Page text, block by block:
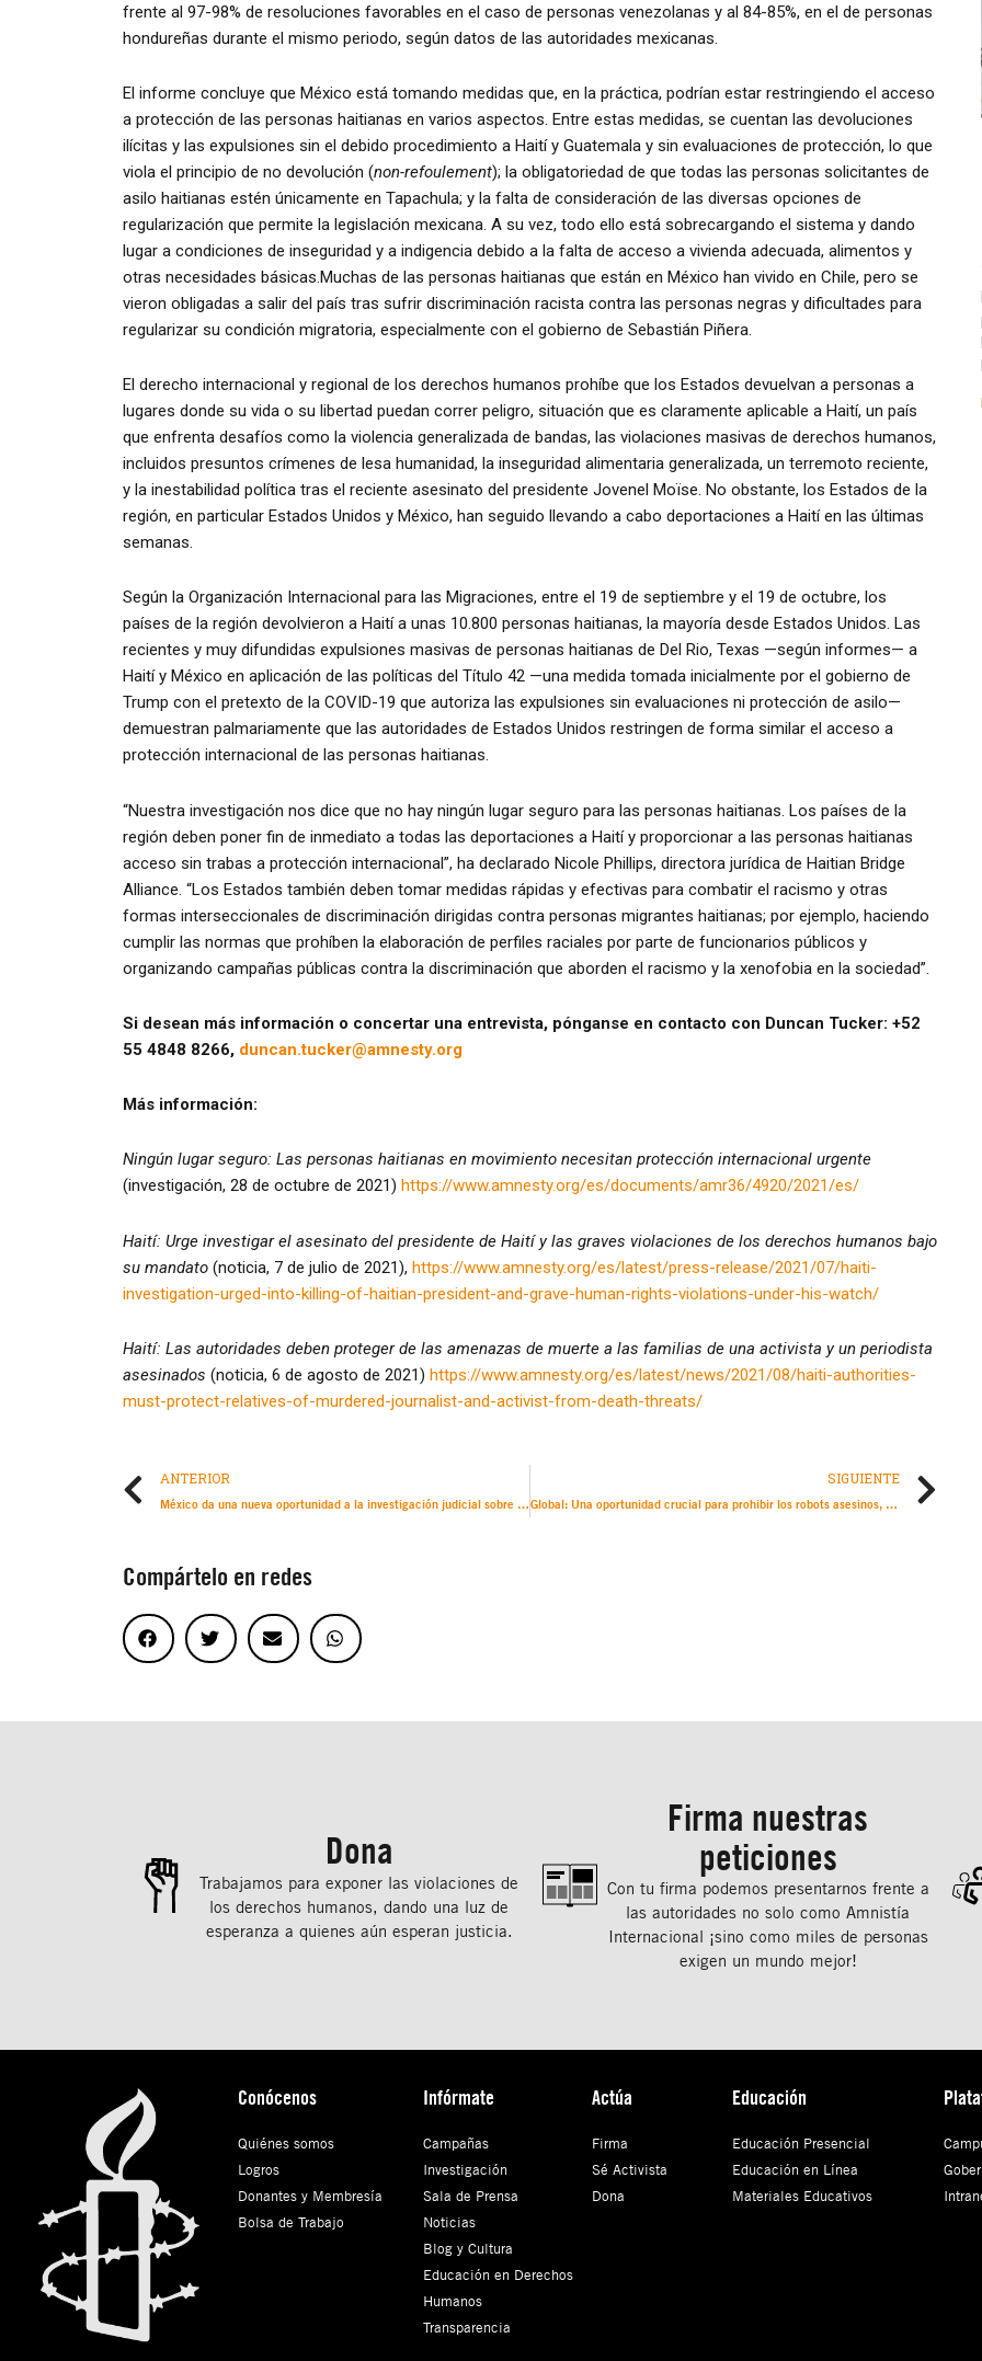
frente al 97-98% de resoluciones favorables en el caso de personas venezolanas y al 84-85%, en el de personas
hondureñas durante el mismo periodo, según datos de las autoridades mexicanas.
El informe concluye que México está tomando medidas que, en la práctica, podrían estar restringiendo el acceso
a protección de las personas haitianas en varios aspectos. Entre estas medidas, se cuentan las devoluciones
ilícitas y las expulsiones sin el debido procedimiento a Haití y Guatemala y sin evaluaciones de protección, lo que
viola el principio de no devolución (non-refoulement); la obligatoriedad de que todas las personas solicitantes de
asilo haitianas estén únicamente en Tapachula; y la falta de consideración de las diversas opciones de
regularización que permite la legislación mexicana. A su vez, todo ello está sobrecargando el sistema y dando
lugar a condiciones de inseguridad y a indigencia debido a la falta de acceso a vivienda adecuada, alimentos y
otras necesidades básicas.Muchas de las personas haitianas que están en México han vivido en Chile, pero se
vieron obligadas a salir del país tras sufrir discriminación racista contra las personas negras y dificultades para
regularizar su condición migratoria, especialmente con el gobierno de Sebastián Piñera.
El derecho internacional y regional de los derechos humanos prohíbe que los Estados devuelvan a personas a
lugares donde su vida o su libertad puedan correr peligro, situación que es claramente aplicable a Haití, un país
que enfrenta desafíos como la violencia generalizada de bandas, las violaciones masivas de derechos humanos,
incluidos presuntos crímenes de lesa humanidad, la inseguridad alimentaria generalizada, un terremoto reciente,
y la inestabilidad política tras el reciente asesinato del presidente Jovenel Moïse. No obstante, los Estados de la
región, en particular Estados Unidos y México, han seguido llevando a cabo deportaciones a Haití en las últimas
semanas.
Según la Organización Internacional para las Migraciones, entre el 19 de septiembre y el 19 de octubre, los
países de la región devolvieron a Haití a unas 10.800 personas haitianas, la mayoría desde Estados Unidos. Las
recientes y muy difundidas expulsiones masivas de personas haitianas de Del Rio, Texas —según informes— a
Haití y México en aplicación de las políticas del Título 42 —una medida tomada inicialmente por el gobierno de
Trump con el pretexto de la COVID-19 que autoriza las expulsiones sin evaluaciones ni protección de asilo—
demuestran palmariamente que las autoridades de Estados Unidos restringen de forma similar el acceso a
protección internacional de las personas haitianas.
“Nuestra investigación nos dice que no hay ningún lugar seguro para las personas haitianas. Los países de la
región deben poner fin de inmediato a todas las deportaciones a Haití y proporcionar a las personas haitianas
acceso sin trabas a protección internacional”, ha declarado Nicole Phillips, directora jurídica de Haitian Bridge
Alliance. “Los Estados también deben tomar medidas rápidas y efectivas para combatir el racismo y otras
formas interseccionales de discriminación dirigidas contra personas migrantes haitianas; por ejemplo, haciendo
cumplir las normas que prohíben la elaboración de perfiles raciales por parte de funcionarios públicos y
organizando campañas públicas contra la discriminación que aborden el racismo y la xenofobia en la sociedad”.
Si desean más información o concertar una entrevista, pónganse en contacto con Duncan Tucker: +52
55 4848 8266, duncan.tucker@amnesty.org
Más información:
Ningún lugar seguro: Las personas haitianas en movimiento necesitan protección internacional urgente
(investigación, 28 de octubre de 2021) https://www.amnesty.org/es/documents/amr36/4920/2021/es/
Haití: Urge investigar el asesinato del presidente de Haití y las graves violaciones de los derechos humanos bajo
su mandato (noticia, 7 de julio de 2021), https://www.amnesty.org/es/latest/press-release/2021/07/haiti-
investigation-urged-into-killing-of-haitian-president-and-grave-human-rights-violations-under-his-watch/
Haití: Las autoridades deben proteger de las amenazas de muerte a las familias de una activista y un periodista
asesinados (noticia, 6 de agosto de 2021) https://www.amnesty.org/es/latest/news/2021/08/haiti-authorities-
must-protect-relatives-of-murdered-journalist-and-activist-from-death-threats/
ANTERIOR
México da una nueva oportunidad a la investigación judicial sobre el caso de Ligia Ceballos, posible “bebé robado” en España en 1968
SIGUIENTE
Global: Una oportunidad crucial para prohibir los robots asesinos, mientras estamos a tiempo
Compártelo en redes
Dona
Trabajamos para exponer las violaciones de
los derechos humanos, dando una luz de
esperanza a quienes aún esperan justicia.
Firma nuestras
peticiones
Con tu ﬁrma podemos presentarnos frente a
las autoridades no solo como Amnistía
Internacional ¡sino como miles de personas
exigen un mundo mejor!
Conócenos
Quiénes somos
Logros
Donantes y Membresía
Bolsa de Trabajo
Infórmate
Campañas
Investigación
Sala de Prensa
Noticias
Blog y Cultura
Educación en Derechos
Humanos
Transparencia
Actúa
Firma
Sé Activista
Dona
Educación
Educación Presencial
Educación en Línea
Materiales Educativos